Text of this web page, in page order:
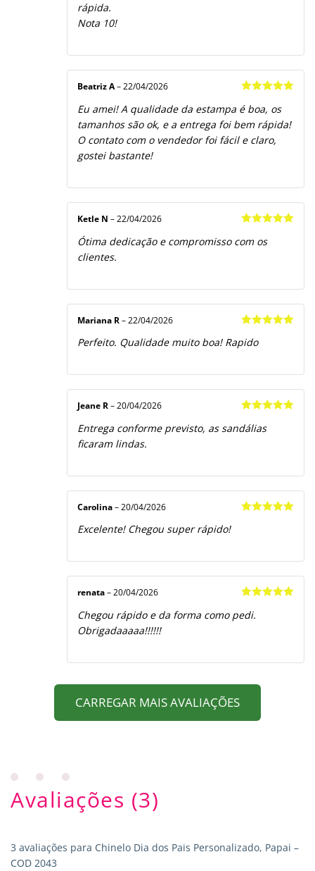
rápida.
Nota 10!
de 5
Beatriz A– 22/04/2026
Eu amei! A qualidade da estampa é boa, os
tamanhos são ok, e a entrega foi bem rápida!
O contato com o vendedor foi fácil e claro,
gostei bastante!
de 5
Ketle N – 22/04/2026
Ótima dedicação e compromisso com os
clientes.
de 5
Mariana R – 22/04/2026
Perfeito. Qualidade muito boa! Rapido
de 5
Jeane R – 20/04/2026
Entrega conforme previsto, as sandálias
ficaram lindas.
Carolina – 20/04/2026
Excelente! Chegou super rápido!
de 5
renata – 20/04/2026
Chegou rápido e da forma como pedi.
Obrigadaaaaa!!!!!!
CARREGAR MAIS AVALIAÇÕES
Avaliações (3)
3 avaliações para Chinelo Dia dos Pais Personalizado, Papai –
COD 2043